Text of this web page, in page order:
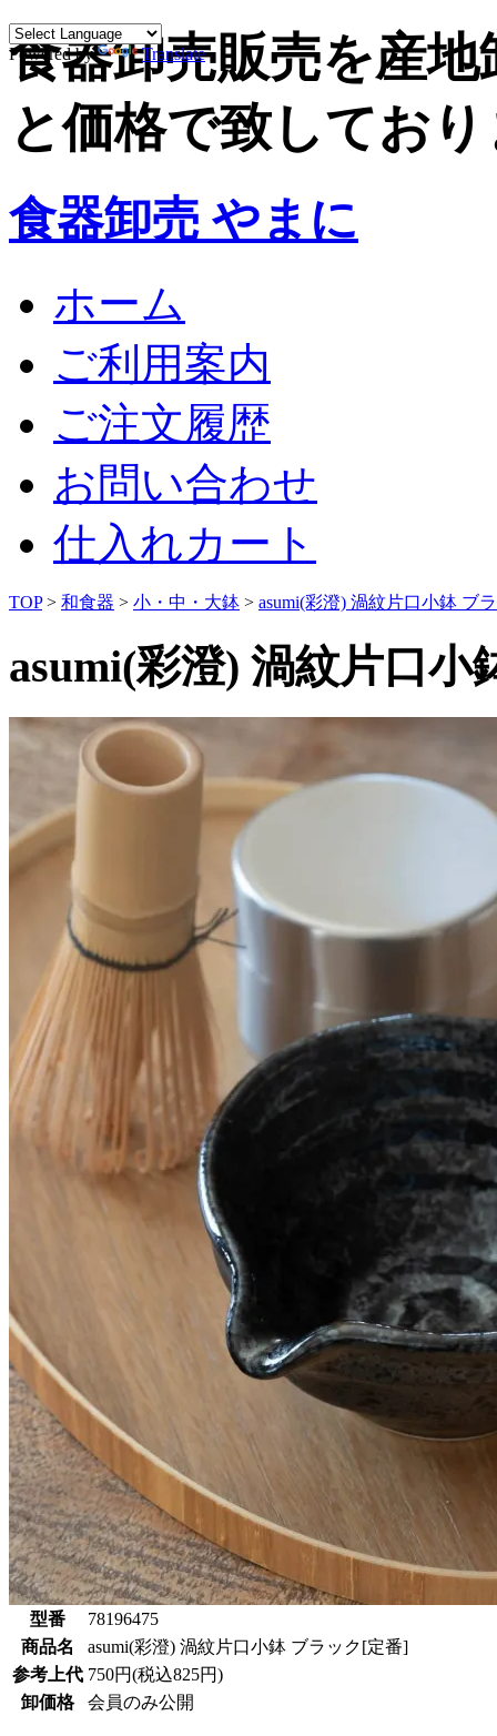
Powered by Translate
食器卸売販売を産
と価格で致してお
食器卸売 やまに
ホーム
ご利用案内
ご注文履歴
お問い合わせ
仕入れカート
TOP> 和食器 > 小・中・大鉢 > asumi(彩澄) 渦紋片口小鉢 ブ
asumi(彩澄) 渦紋片口
型番
78196475
商品名
asumi(彩澄) 渦紋片口小鉢 ブラック[定番]
参考上代 750円(税込825円)
卸価格
会員のみ公開